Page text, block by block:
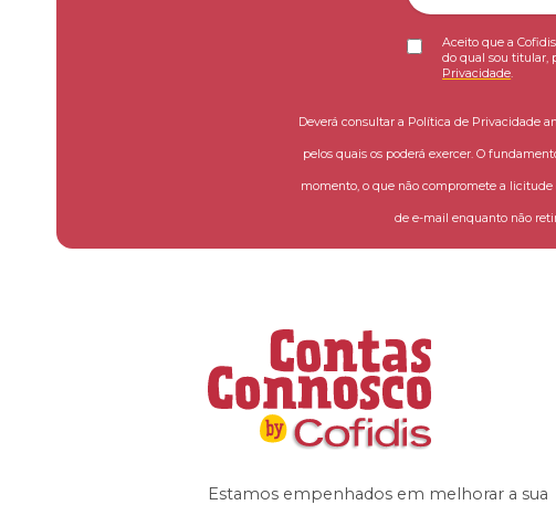
Aceito que a
do qual sou titular,
Privacidade.
Deverá consultar a Política de Privacidade
pelos quais os poderá exercer. O
momento, o que não compromete a
de e-mail enquanto não
Estamos empenhados em melhorar a sua